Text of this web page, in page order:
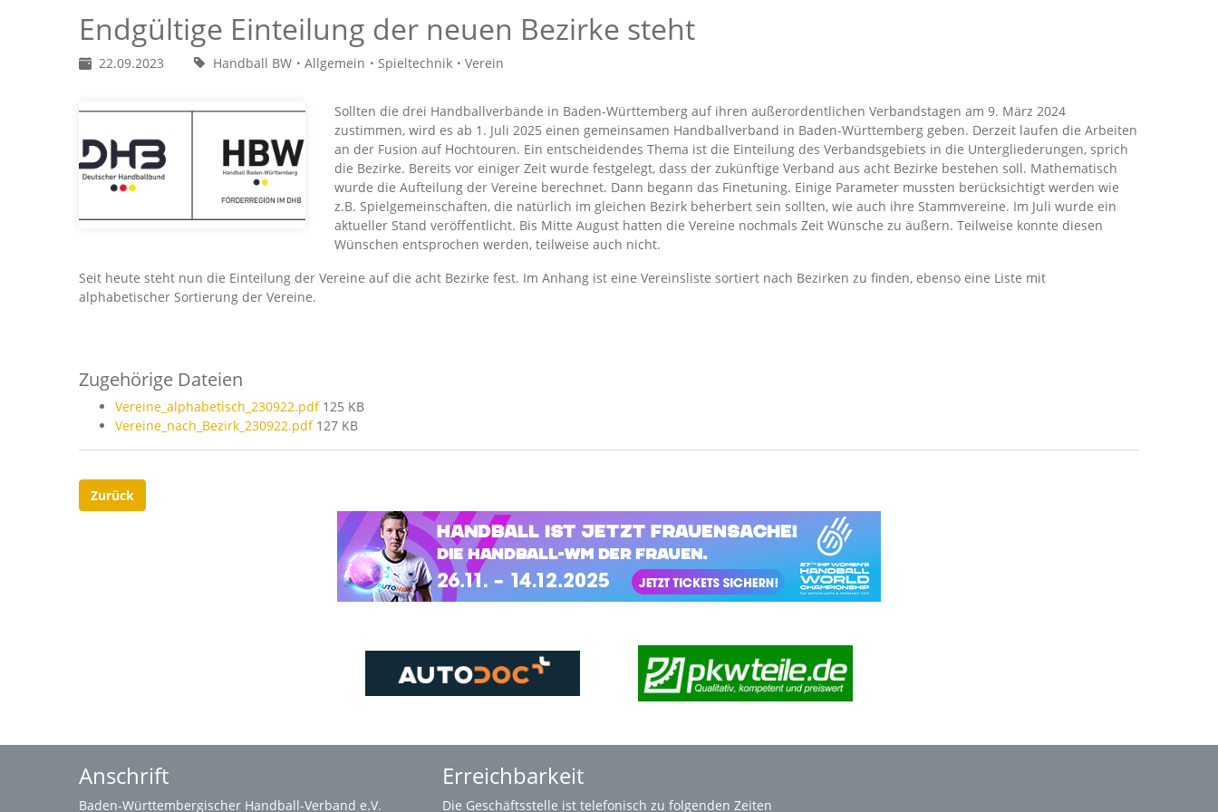
Endgültige Einteilung der neuen Bezirke steht
22.09.2023 Handball BW Allgemein Spieltechnik Verein
Sollten die drei Handballverbände in Baden-Württemberg auf ihren außerordentlichen Verbandstagen am 9. März 2024
zustimmen, wird es ab 1. Juli 2025 einen gemeinsamen Handballverband in Baden-Württemberg geben. Derzeit laufen die Arbeiten
an der Fusion auf Hochtouren. Ein entscheidendes Thema ist die Einteilung des Verbandsgebiets in die Untergliederungen, sprich
die Bezirke. Bereits vor einiger Zeit wurde festgelegt, dass der zukünftige Verband aus acht Bezirke bestehen soll. Mathematisch
wurde die Aufteilung der Vereine berechnet. Dann begann das Finetuning. Einige Parameter mussten berücksichtigt werden wie
z.B. Spielgemeinschaften, die natürlich im gleichen Bezirk beherbert sein sollten, wie auch ihre Stammvereine. Im Juli wurde ein
aktueller Stand veröffentlicht. Bis Mitte August hatten die Vereine nochmals Zeit Wünsche zu äußern. Teilweise konnte diesen
Wünschen entsprochen werden, teilweise auch nicht.
Seit heute steht nun die Einteilung der Vereine auf die acht Bezirke fest. Im Anhang ist eine Vereinsliste sortiert nach Bezirken zu finden, ebenso eine Liste mit
alphabetischer Sortierung der Vereine.
Zugehörige Dateien
Vereine_alphabetisch_230922.pdf 125 KB
Vereine_nach_Bezirk_230922.pdf 127 KB
Zurück
Anschrift
Baden-Württembergischer Handball-Verband e.V.
Erreichbarkeit
Die Geschäftsstelle ist telefonisch zu folgenden Zeiten